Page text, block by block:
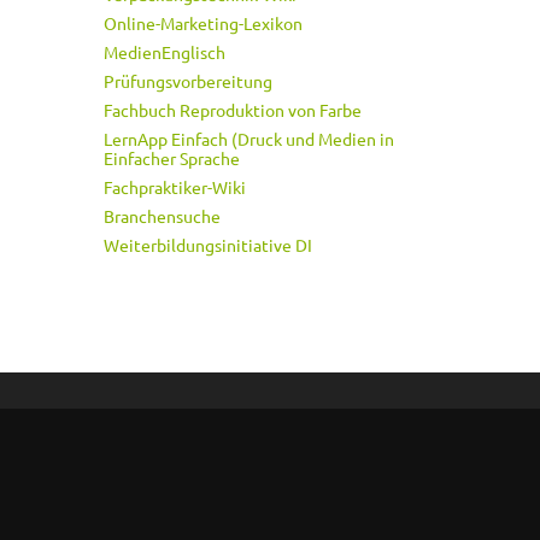
Online-Marketing-Lexikon
MedienEnglisch
Prüfungsvorbereitung
Fachbuch Reproduktion von Farbe
LernApp Einfach (Druck und Medien in
Einfacher Sprache
Fachpraktiker-Wiki
Branchensuche
Weiterbildungsinitiative DI